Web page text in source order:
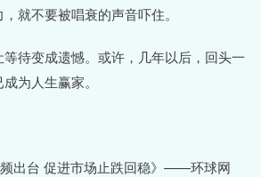
就不要被唱衰的声音吓住。
待变成遗憾。或许，几年以后，回头一
为人生赢家。
频出台 促进市场止跌回稳》——环球网